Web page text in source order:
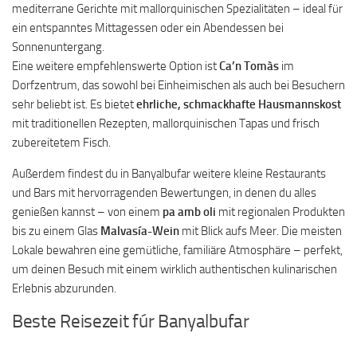
mediterrane Gerichte mit mallorquinischen Spezialitäten – ideal für
ein entspanntes Mittagessen oder ein Abendessen bei
Sonnenuntergang.
Eine weitere empfehlenswerte Option istCa’n Tomàs im
Dorfzentrum, das sowohl bei Einheimischen als auch bei Besuchern
sehr beliebt ist. Es bietetehrliche, schmackhafte Hausmannskost
mit traditionellen Rezepten, mallorquinischen Tapas und frisch
zubereitetem Fisch.
Außerdem findest du in Banyalbufar weitere kleine Restaurants
und Bars mit hervorragenden Bewertungen, in denen du alles
genießen kannst – von einem pa amb oli mit regionalen Produkten
bis zu einem Glas Malvasía-Wein mit Blick aufs Meer. Die meisten
Lokale bewahren eine gemütliche, familiäre Atmosphäre – perfekt,
um deinen Besuch mit einem wirklich authentischen kulinarischen
Erlebnis abzurunden.
Beste Reisezeit fúr Banyalbufar